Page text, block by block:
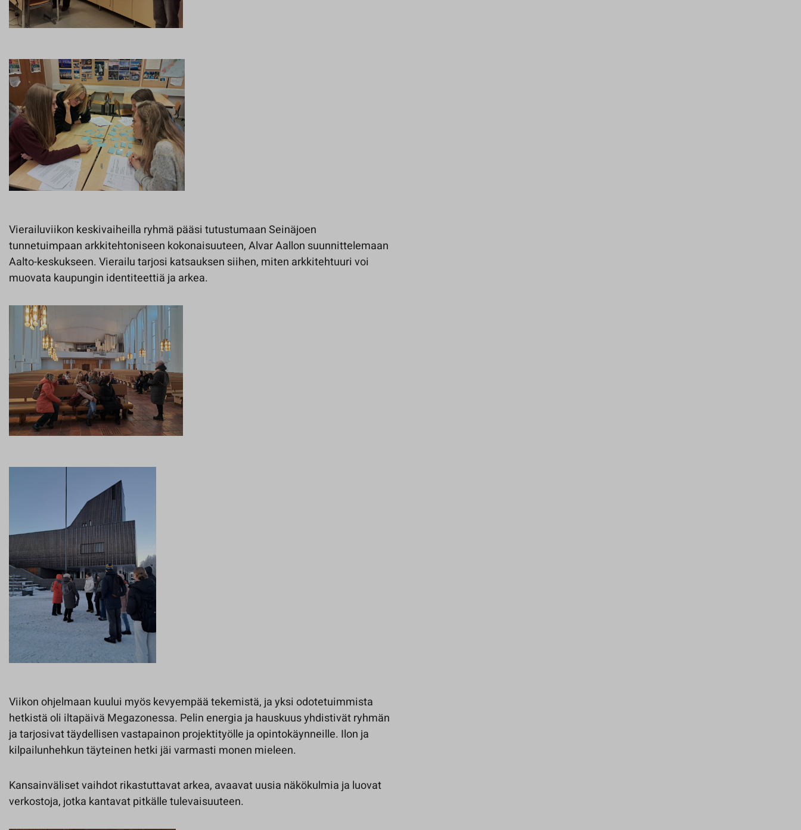
Vierailuviikon keskivaiheilla ryhmä pääsi tutustumaan Seinäjoen
tunnetuimpaan arkkitehtoniseen kokonaisuuteen, Alvar Aallon suunnittelemaan
Aalto-keskukseen. Vierailu tarjosi katsauksen siihen, miten arkkitehtuuri voi
muovata kaupungin identiteettiä ja arkea.
Viikon ohjelmaan kuului myös kevyempää tekemistä, ja yksi odotetuimmista
hetkistä oli iltapäivä Megazonessa. Pelin energia ja hauskuus yhdistivät ryhmän
ja tarjosivat täydellisen vastapainon projektityölle ja opintokäynneille. Ilon ja
kilpailunhehkun täyteinen hetki jäi varmasti monen mieleen.
Kansainväliset vaihdot rikastuttavat arkea, avaavat uusia näkökulmia ja luovat
verkostoja, jotka kantavat pitkälle tulevaisuuteen.